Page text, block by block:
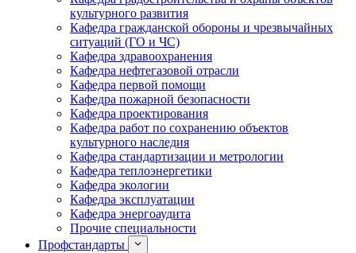
культурного развития
Кафедра гражданской обороны и чрезвычайных
ситуаций (ГО и ЧС)
Кафедра здравоохранения
Кафедра нефтегазовой отрасли
Кафедра первой помощи
Кафедра пожарной безопасности
Кафедра проектирования
Кафедра работ по сохранению объектов
культурного наследия
Кафедра стандартизации и метрологии
Кафедра теплоэнергетики
Кафедра экологии
Кафедра эксплуатации
Кафедра энергоаудита
Прочие специальности
Профстандарты